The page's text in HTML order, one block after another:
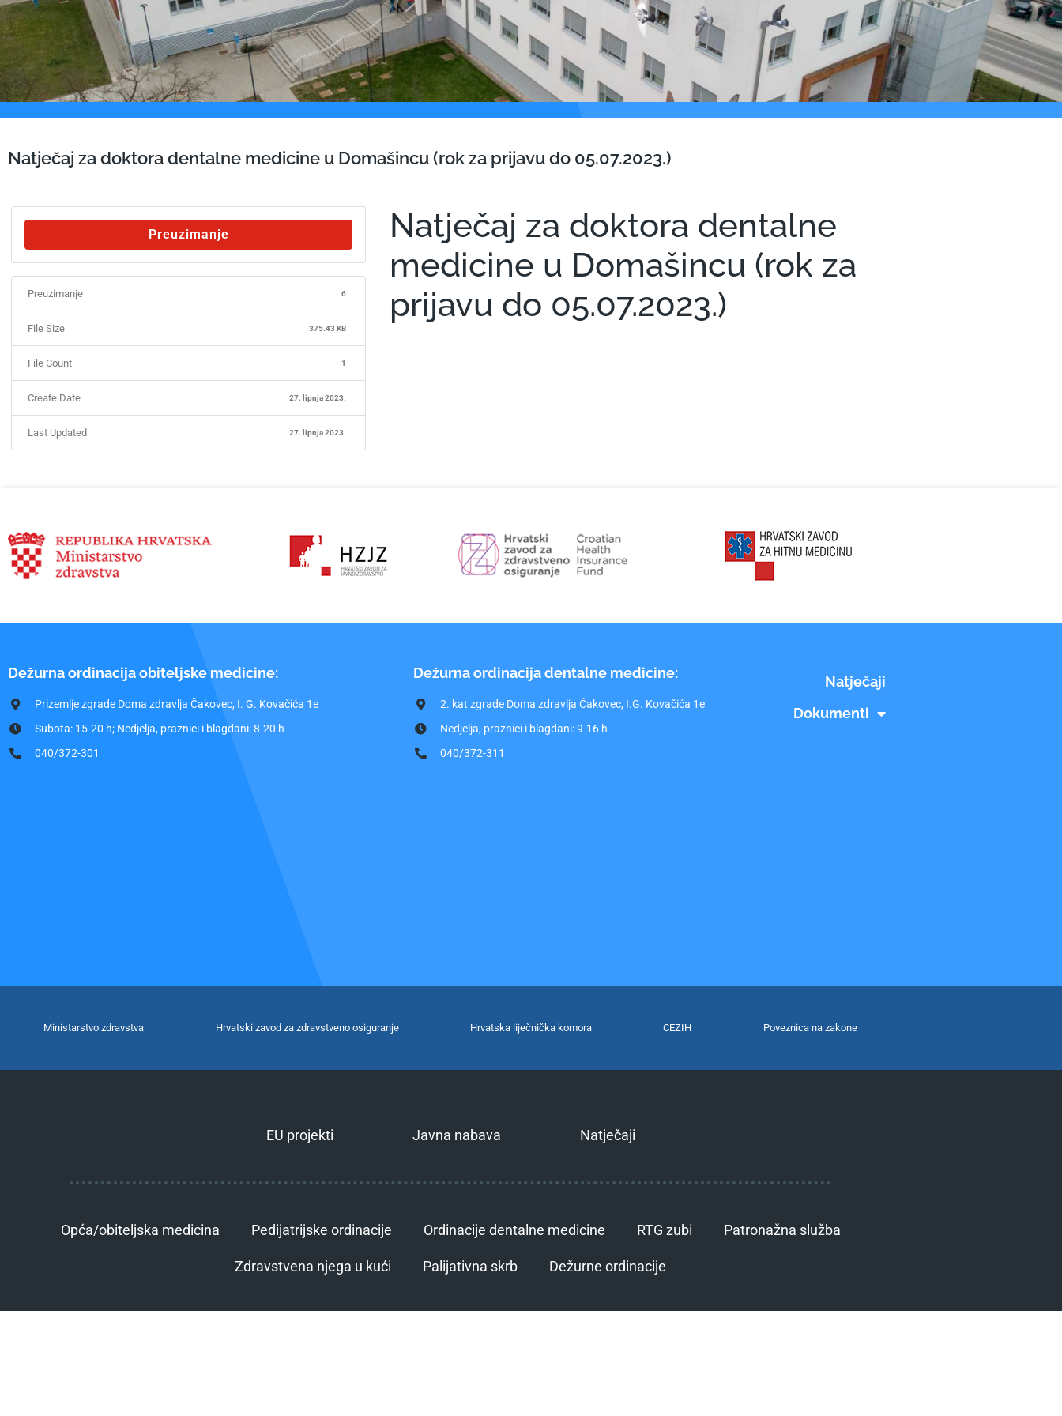
Natječaj za doktora dentalne medicine u Domašincu (rok za prijavu do 05.07.2023.)
Preuzimanje
Preuzimanje 6
File Size 375.43 KB
File Count 1
Create Date 27. lipnja 2023.
Last Updated 27. lipnja 2023.
Natječaj za doktora dentalne
medicine u Domašincu (rok za
prijavu do 05.07.2023.)
Dežurna ordinacija obiteljske medicine:
Prizemlje zgrade Doma zdravlja Čakovec, I. G. Kovačića 1e
Subota: 15-20 h; Nedjelja, praznici i blagdani: 8-20 h
040/372-301
Dežurna ordinacija dentalne medicine:
2. kat zgrade Doma zdravlja Čakovec, I.G. Kovačića 1e
Nedjelja, praznici i blagdani: 9-16 h
040/372-311
Natječaji
Dokumenti
Ministarstvo zdravstva Hrvatski zavod za zdravstveno osiguranje Hrvatska liječnička komora CEZIH Poveznica na zakone
EU projekti Javna nabava Natječaji
Opća/obiteljska medicina Pedijatrijske ordinacije Ordinacije dentalne medicine RTG zubi Patronažna služba
Zdravstvena njega u kući Palijativna skrb Dežurne ordinacije